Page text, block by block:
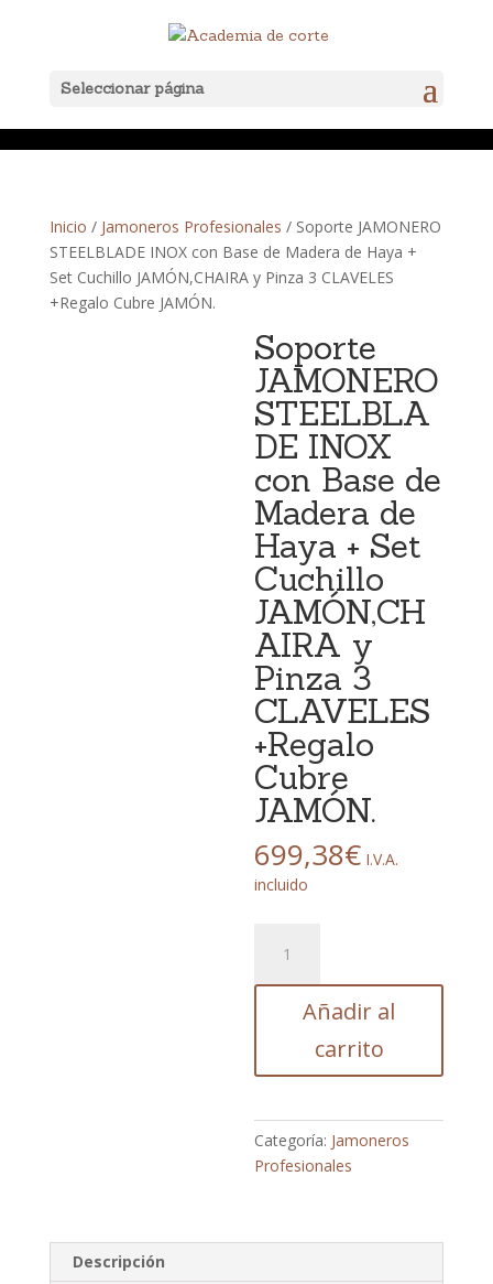
Seleccionar página
Inicio / Jamoneros Profesionales / Soporte JAMONERO
STEELBLADE INOX con Base de Madera de Haya +
Set Cuchillo JAMÓN,CHAIRA y Pinza 3 CLAVELES
+Regalo Cubre JAMÓN.
Soporte
JAMONERO
STEELBLA
DE INOX
con Base de
Madera de
Haya + Set
Cuchillo
JAMÓN,CH
AIRA y
Pinza 3
CLAVELES
+Regalo
Cubre
JAMÓN.
699,38€ I.V.A.
incluido
JAMONERO
STEELBLADE
de
Haya
Cuchillo
Añadir al
carrito
Categoría: Jamoneros
Profesionales
Descripción